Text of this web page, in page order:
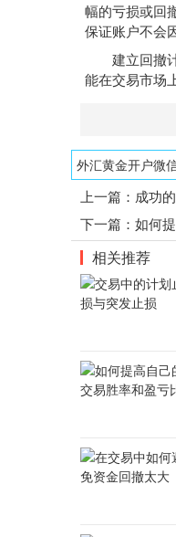
幅的亏损或回
保证账户不会
建立回撤计
能在交易市场
外汇黄金开户微
上一篇： 成功
下一篇： 如何
相关推荐